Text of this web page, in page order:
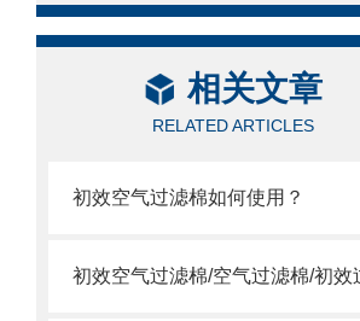
相关文章
RELATED ARTICLES
初效空气过滤棉如何使用？
初效空气过滤棉/空气过滤棉/初效